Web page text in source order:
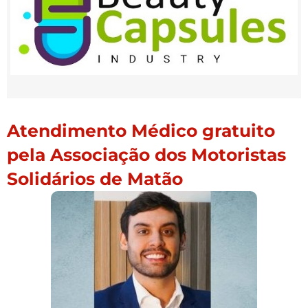
Atendimento Médico gratuito
pela Associação dos Motoristas
Solidários de Matão